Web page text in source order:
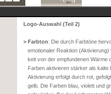
Logo-Auswahl (Teil 2)
> Farbton: Die durch Farbtöne
emotionaler Reaktion (Aktivierung)
keit von der empfundenen Wärme
Farben aktivieren stärker als kalte
Aktivierung erfolgt durch rot,
gelb. Die Farben blau, violett und